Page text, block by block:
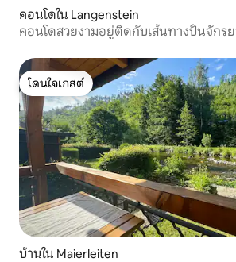
คอนโดใน Langenstein
คอนโดสวยงามอยู่ติดกับเส้นทางปั่นจักร
โดนใจเกสต์
โดนใจเกสต์
บ้านใน Maierleiten